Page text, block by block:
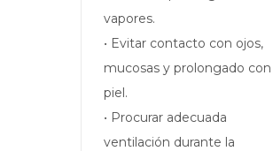
vapores.
• Evitar contacto con ojos,
mucosas y prolongado con
piel.
• Procurar adecuada
ventilación durante la